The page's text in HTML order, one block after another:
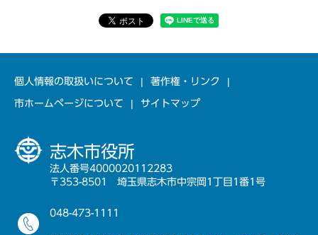
個人情報の取扱いについて 著作権・リンク
市ホームページについて サイトマップ
志木市役所
法人番号4000020112283
〒353-8501 埼玉県志木市中宗岡1丁目1番1号
048-473-1111